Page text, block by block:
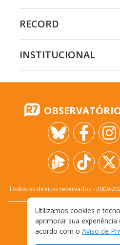
RECORD
INSTITUCIONAL
Todos os direitos reservados - 2009-
FALE
TERMOS E
Utilizamos cookies e
aprimorar sua experiência
acordo com o Aviso de